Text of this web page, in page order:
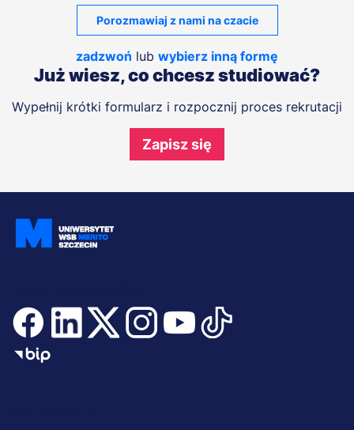
Porozmawiaj z nami na czacie
zadzwoń lub wybierz inną formę
Już wiesz, co chcesz studiować?
Wypełnij krótki formularz i rozpocznij proces rekrutacji
Zapisz się